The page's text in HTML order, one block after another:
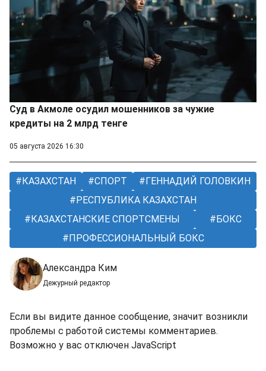
Суд в Акмоле осудил мошенников за чужие
кредиты на 2 млрд тенге
05 августа 2026 16:30
КАЗАХСТАН СПОРТ
ГЕННАДИЙ ГОЛОВКИН
РЕСПУБЛИКА КАЗАХСТАН
КАЗАХСТАНСКИЕ СПОРТСМЕНЫ
БОКС
ПРОФЕССИОНАЛЬНЫЙ БОКС
Александра Ким
Дежурный редактор
Если вы видите данное сообщение, значит возникли
проблемы с работой системы комментариев.
Возможно у вас отключен JavaScript